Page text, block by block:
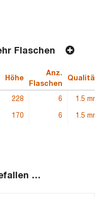
Flaschen
Höhe
Anz.
Flaschen
Qualität
228 6 1.5 mm
170 6 1.5 mm
…